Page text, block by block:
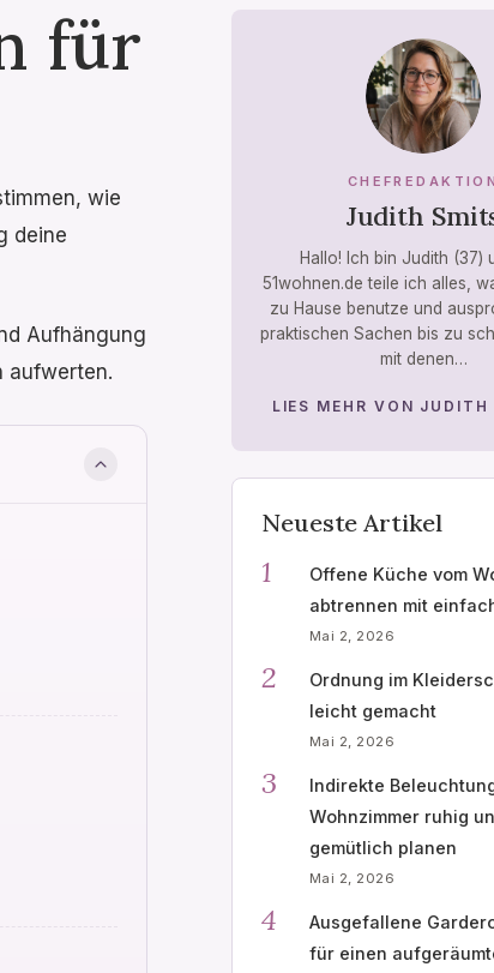
für
wie
deine
Aufhängung
aufwerten.
CHEFREDAKTION
Judith
Hallo! Ich bin Judith (37)
51wohnen.de teile ich alles,
zu Hause benutze und
praktischen Sachen bis zu
mit denen…
LIES MEHR VON
Neueste Artikel
1
Offene Küche vom
abtrennen mit
Mai 2, 2026
2
Ordnung im
leicht gemacht
Mai 2, 2026
3
Indirekte
Wohnzimmer ruhig
gemütlich planen
Mai 2, 2026
4
Ausgefallene
für einen